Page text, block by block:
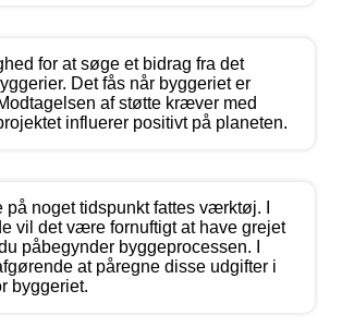
for at søge et bidrag fra det
Det fås når byggeriet er
af støtte kræver med
influerer positivt på planeten.
på noget tidspunkt fattes værktøj. I
vil det være fornuftigt at have grejet
påbegynder byggeprocessen. I
at påregne disse udgifter i
byggeriet.